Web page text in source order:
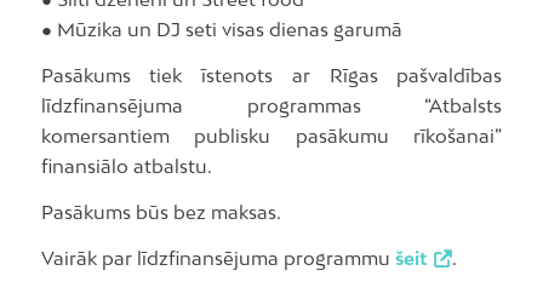
● Mūzika un DJ seti visas dienas garumā
Pasākums tiek īstenots ar Rīgas pašvaldības
līdzfinansējuma programmas “Atbalsts
komersantiem publisku pasākumu rīkošanai”
finansiālo atbalstu.
Pasākums būs bez maksas.
Vairāk par līdzfinansējuma programmu šeit .